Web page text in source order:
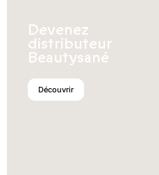
Devenez
distributeur
Beautysané
Découvrir